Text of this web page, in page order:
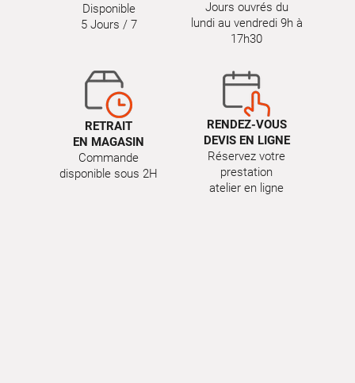
Disponible
5 Jours / 7
Jours ouvrés du
lundi au vendredi 9h à
17h30
RETRAIT
EN MAGASIN
Commande
disponible sous 2H
RENDEZ-VOUS
DEVIS EN LIGNE
Réservez votre
prestation
atelier en ligne